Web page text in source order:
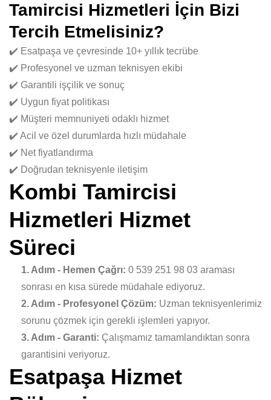
Tamircisi Hizmetleri İçin Bizi
Tercih Etmelisiniz?
✔️ Esatpaşa ve çevresinde 10+ yıllık tecrübe
✔️ Profesyonel ve uzman teknisyen ekibi
✔️ Garantili işçilik ve sonuç
✔️ Uygun fiyat politikası
✔️ Müşteri memnuniyeti odaklı hizmet
✔️ Acil ve özel durumlarda hızlı müdahale
✔️ Net fiyatlandırma
✔️ Doğrudan teknisyenle iletişim
Kombi Tamircisi
Hizmetleri Hizmet
Süreci
1. Adım - Hemen Çağrı: 0 539 251 98 03 araması
sonrası en kısa sürede müdahale ediyoruz.
2. Adım - Profesyonel Çözüm: Uzman teknisyenlerimiz
sorunu çözmek için gerekli işlemleri yapıyor.
3. Adım - Garanti: Çalışmamız tamamlandıktan sonra
garantisini veriyoruz.
Esatpaşa Hizmet